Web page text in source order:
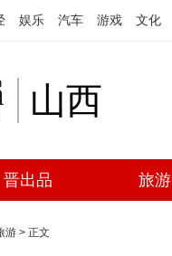
娱乐 汽车 游戏 文化
山西
晋出品 旅游
游 > 正文